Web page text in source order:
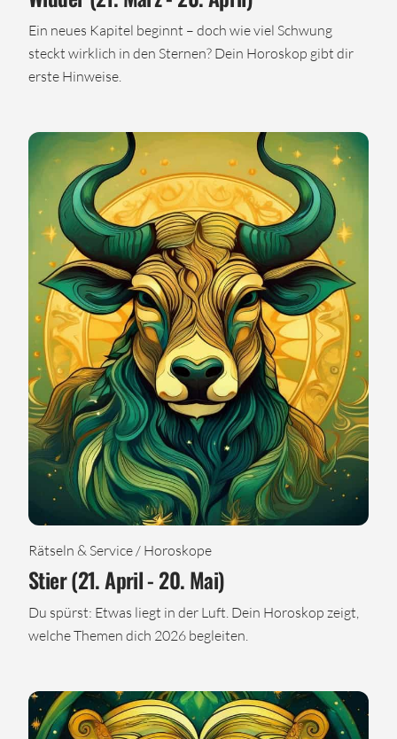
Ein neues Kapitel beginnt – doch wie viel Schwung
steckt wirklich in den Sternen? Dein Horoskop gibt dir
erste Hinweise.
Rätseln & Service / Horoskope
Stier (21. April - 20. Mai)
Du spürst: Etwas liegt in der Luft. Dein Horoskop zeigt,
welche Themen dich 2026 begleiten.